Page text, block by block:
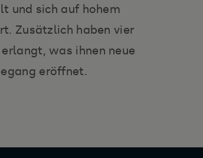
und sich auf hohem
Zusätzlich haben vier
was ihnen neue
eröffnet.